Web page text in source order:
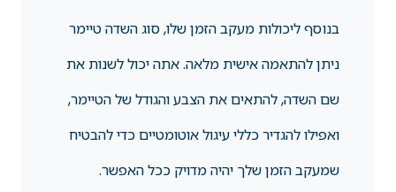
בנוסף ליכולות מעקב הזמן שלו, סוג השדה טיימר
ניתן להתאמה אישית מלאה. אתה יכול לשנות את
שם השדה, להתאים את הצבע והגודל של הטיימר,
ואפילו להגדיר כללי עיגול אוטומטיים כדי להבטיח
שמעקב הזמן שלך יהיה מדויק ככל האפשר.